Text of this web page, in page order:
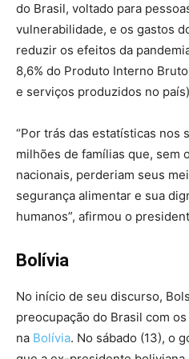
do Brasil, voltado para
vulnerabilidade, e os gastos
reduzir os efeitos da
8,6% do Produto Interno
e serviços produzidos no
“Por trás das estatísticas nos
milhões de famílias que, sem
nacionais, perderiam seus
segurança alimentar e sua
humanos”, afirmou o
Bolívia
No início de seu discurso,
preocupação do Brasil com
na Bolívia. No sábado (13), o